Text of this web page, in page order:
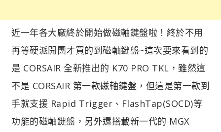
近一年各大廠終於開始做磁軸鍵盤啦！終於不用
再等硬派開團才買的到磁軸鍵盤~這次要來看到的
是 CORSAIR 全新推出的 K70 PRO TKL，雖然這
不是 CORSAIR 第一款磁軸鍵盤，但這是第一款到
手就支援 Rapid Trigger、FlashTap(SOCD)等
功能的磁軸鍵盤，另外還搭載新一代的 MGX